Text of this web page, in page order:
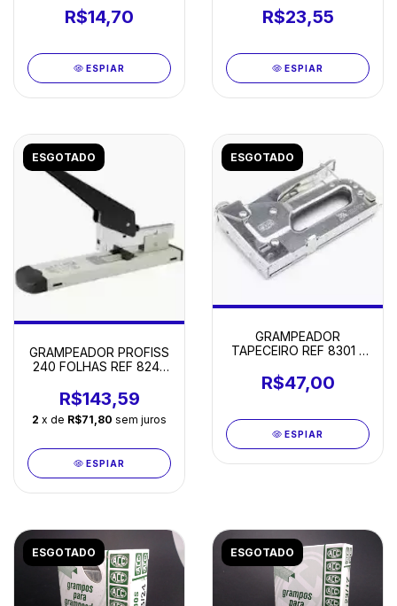
R$14,70
ESPIAR
R$23,55
ESPIAR
ESGOTADO
GRAMPEADOR PROFISS
240 FOLHAS REF 8242
MM ATTOMEX
R$143,59
2 x de R$71,80 sem juros
ESPIAR
ESGOTADO
GRAMPEADOR
TAPECEIRO REF 8301 -
R$47,00
ESPIAR
ESGOTADO ESGOTADO